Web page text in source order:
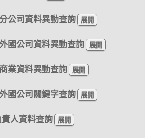
公司資料異動查詢
國公司資料異動查詢
業資料異動查詢
國公司關鍵字查詢
人資料查詢